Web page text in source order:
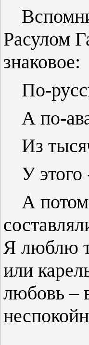
Расулом
знаковое:
По-
А по-
Из
У этого
А
Я люблю
или
любовь –